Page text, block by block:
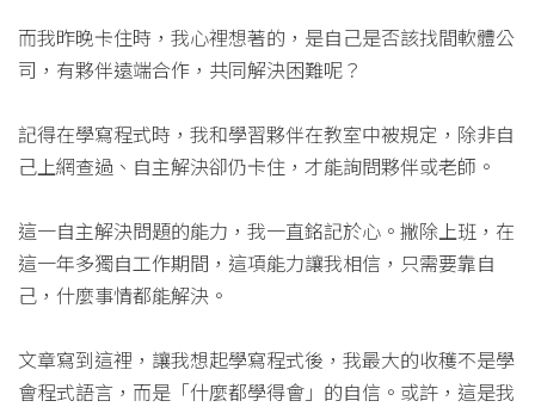
而我昨晚卡住時，我心裡想著的，是自己是否該找間軟體公
司，有夥伴遠端合作，共同解決困難呢？
記得在學寫程式時，我和學習夥伴在教室中被規定，除非自
己上網查過、自主解決卻仍卡住，才能詢問夥伴或老師。
這一自主解決問題的能力，我一直銘記於心。撇除上班，在
這一年多獨自工作期間，這項能力讓我相信，只需要靠自
己，什麼事情都能解決。
文章寫到這裡，讓我想起學寫程式後，我最大的收穫不是學
會程式語言，而是「什麼都學得會」的自信。或許，這是我